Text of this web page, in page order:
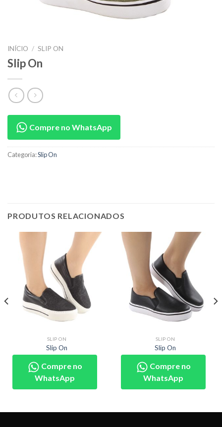
INÍCIO / SLIP ON
Slip On
Compre no WhatsApp
Categoria:Slip On
PRODUTOS RELACIONADOS
SLIP ON
Slip On
Compre no
WhatsApp
SLIP ON
Slip On
Compre no
WhatsApp